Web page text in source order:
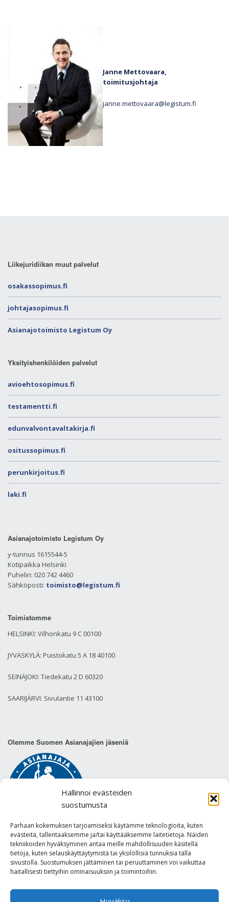
Hallinnoi evästeiden
suostumusta
Parhaan kokemuksen tarjoamiseksi käytämme teknologioita, kuten
evästeitä, tallentaaksemme ja/tai käyttääksemme laitetietoja. Näiden
tekniikoiden hyväksyminen antaa meille mahdollisuuden käsitellä
tietoja, kuten selauskäyttäytymistä tai yksilöllisiä tunnuksia tällä
sivustolla. Suostumuksen jättäminen tai peruuttaminen voi vaikuttaa
haitallisesti tiettyihin ominaisuuksiin ja toimintoihin.
Janne Mettovaara,
toimitusjohtaja
janne.mettovaara@legistum.fi
Liikejuridiikan muut palvelut
osakassopimus.fi
johtajasopimus.fi
Asianajotoimisto Legistum Oy
Yksityishenkilöiden palvelut
avioehtosopimus.fi
testamentti.fi
edunvalvontavaltakirja.fi
ositussopimus.fi
perunkirjoitus.fi
laki.fi
Asianajotoimisto Legistum Oy
y-tunnus 1615544-5
Kotipaikka Helsinki
Puhelin: 020 742 4460
Sähköposti: toimisto@legistum.fi
Toimistomme
HELSINKI: Vilhonkatu 9 C 00100
JYVÄSKYLÄ: Puistokatu 5 A 18 40100
SEINÄJOKI: Tiedekatu 2 D 60320
SAARIJÄRVI: Sivulantie 11 43100
Olemme Suomen Asianajajien jäseniä
Tietosuojaseloste